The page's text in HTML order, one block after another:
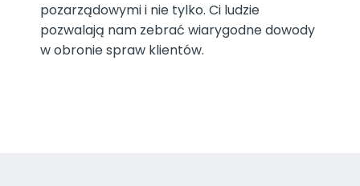
pozarządowymi i nie tylko. Ci ludzie
pozwalają nam zebrać wiarygodne dowody
w obronie spraw klientów.